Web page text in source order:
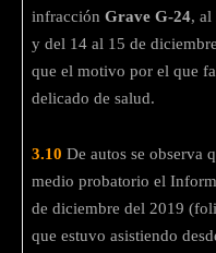
infracción Grave G-24, al
y del 14 al 15 de
que el motivo por el que
delicado de salud.
3.10 De autos se observa
medio probatorio el
de diciembre del 2019
que estuvo asistiendo